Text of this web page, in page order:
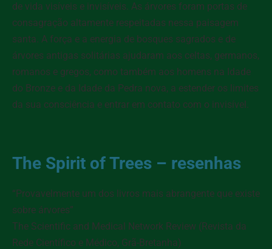
de vida visíveis e invisíveis. As árvores foram portas de
consagração altamente respeitadas nessa paisagem
santa. A força e a energia de bosques sagrados e de
árvores antigas solitárias ajudaram aos celtas, germanos,
romanos e gregos, como também aos homens na Idade
do Bronze e da Idade da Pedra nova, a estender os limites
da sua consciência e entrar em contato com o invisível.
The Spirit of Trees – resenhas
“Provavelmente um dos livros mais abrangente que existe
sobre árvores”
The Scientific and Medical Network Review (Revista da
Rede Científico e Médico, Grã-Bretanha)